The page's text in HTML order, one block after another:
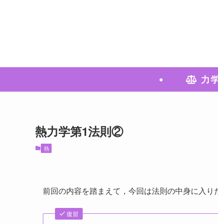
力
熱力学第1法則②
熱
前回の内容を踏まえて，今回は法則の中身に入
復習